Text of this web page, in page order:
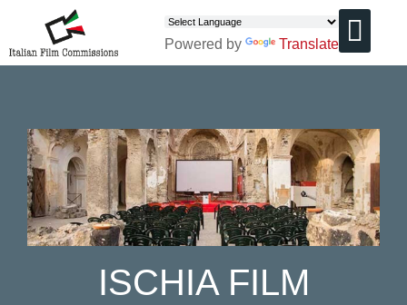
Powered by Translate
ISCHIA FILM